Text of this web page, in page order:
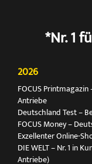
*Nr. 1
2026
FOCUS
Antriebe
Deutschland Test –
FOCUS Money –
Exzellenter Online-
DIE WELT – Nr. 1 in
Antriebe)